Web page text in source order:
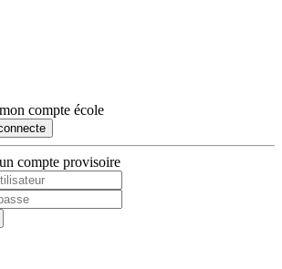
compte école
compte provisoire